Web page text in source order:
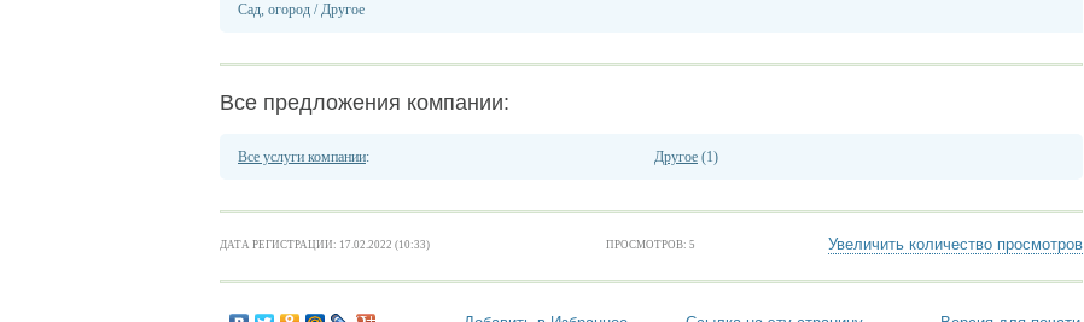
Сад, огород /Другое
Все предложения компании:
Все услуги компании: Другое (1)
ДАТА РЕГИСТРАЦИИ: 17.02.2022 (10:33) ПРОСМОТРОВ: 5 Увеличить количество просмотров